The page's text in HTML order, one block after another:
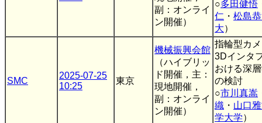
副：オンライ
ン開催）
○多田健悟
仁 ・ 松島
大）
SMC
2025-07-25
10:25
東京
機械振興会館
（ハイブリッ
ド開催，主：
現地開催，
副：オンライ
ン開催）
指輪型カ
3Dインタ
おける深
の検討
○市川真嵩
織 ・ 山口
学大学）